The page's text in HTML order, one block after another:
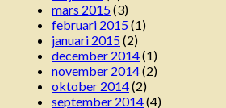
mars 2015(3)
februari 2015(1)
januari 2015(2)
december 2014(1)
november 2014(2)
oktober 2014(2)
september 2014(4)